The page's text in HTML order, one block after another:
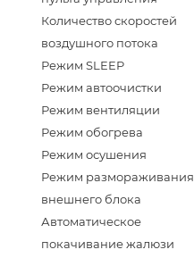
Количество скоростей
воздушного потока
Режим SLEEP
Режим автоочистки
Режим вентиляции
Режим обогрева
Режим осушения
Режим размораживания
внешнего блока
Автоматическое
покачивание жалюзи